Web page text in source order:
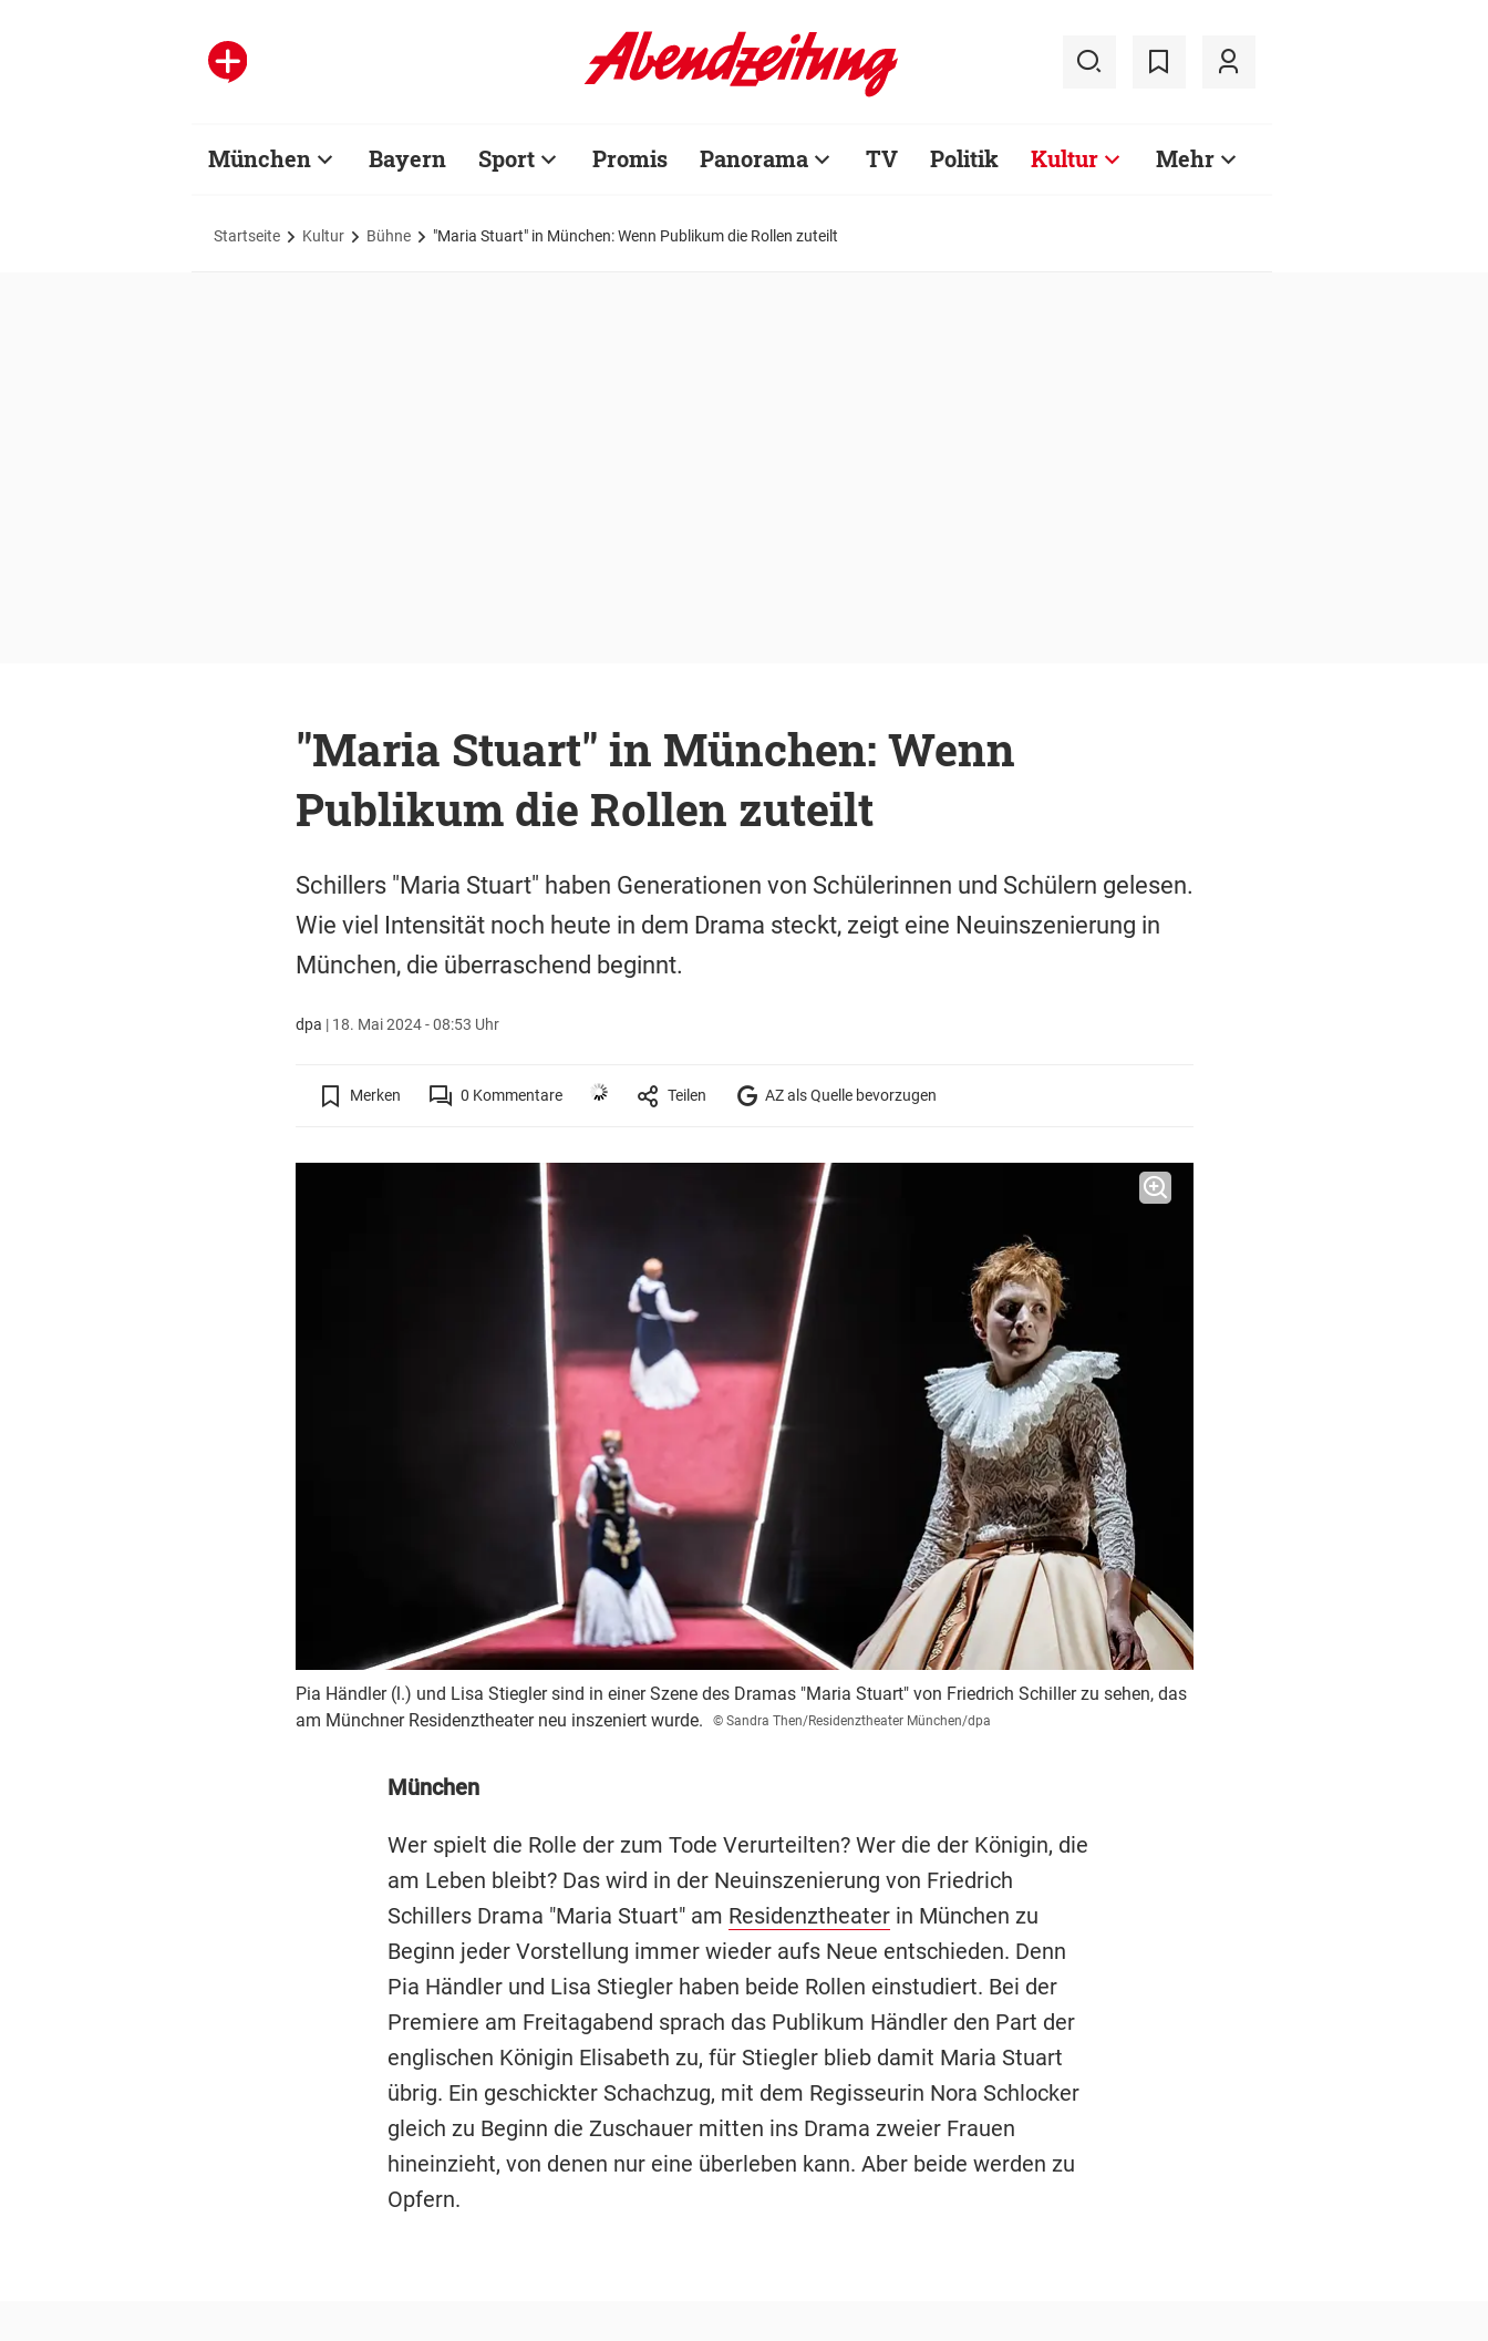
München Bayern Sport Promis Panorama TV Politik Kultur Mehr
Startseite Kultur Bühne "Maria Stuart" in München: Wenn Publikum die Rollen zuteilt
"Maria Stuart" in München: Wenn
Publikum die Rollen zuteilt
Schillers "Maria Stuart" haben Generationen von Schülerinnen und Schülern gelesen.
Wie viel Intensität noch heute in dem Drama steckt, zeigt eine Neuinszenierung in
München, die überraschend beginnt.
dpa | 18. Mai 2024 - 08:53 Uhr
Merken 0 Kommentare Teilen AZ als Quelle bevorzugen
Pia Händler (l.) und Lisa Stiegler sind in einer Szene des Dramas "Maria Stuart" von Friedrich Schiller zu sehen, das
am Münchner Residenztheater neu inszeniert wurde.
© Sandra Then/Residenztheater München/dpa
München
Wer spielt die Rolle der zum Tode Verurteilten? Wer die der Königin, die
am Leben bleibt? Das wird in der Neuinszenierung von Friedrich
Schillers Drama "Maria Stuart" am Residenztheaterin München zu
Beginn jeder Vorstellung immer wieder aufs Neue entschieden. Denn
Pia Händler und Lisa Stiegler haben beide Rollen einstudiert. Bei der
Premiere am Freitagabend sprach das Publikum Händler den Part der
englischen Königin Elisabeth zu, für Stiegler blieb damit Maria Stuart
übrig. Ein geschickter Schachzug, mit dem Regisseurin Nora Schlocker
gleich zu Beginn die Zuschauer mitten ins Drama zweier Frauen
hineinzieht, von denen nur eine überleben kann. Aber beide werden zu
Opfern.